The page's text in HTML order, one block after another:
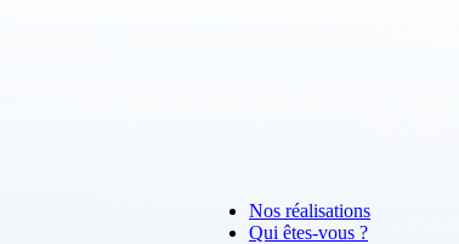
Nos réalisations
Qui êtes-vous ?